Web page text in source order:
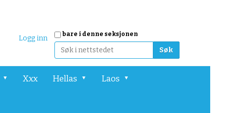
Søkbare i denne seksjonen
Logg inn
Xxx Hellas Laos